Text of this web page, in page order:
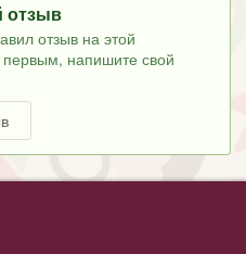
отзыв
отзыв на этой
первым, напишите свой